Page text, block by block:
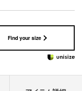
Find your size